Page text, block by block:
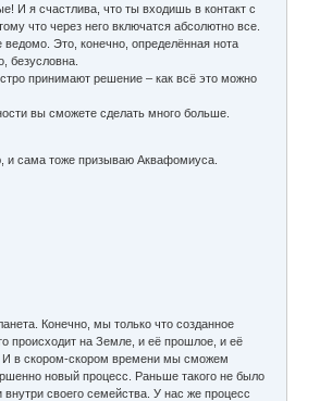
И я счастлива, что ты входишь в контакт с
что через него включатся абсолютно все.
Это, конечно, определённая нота
безусловна.
принимают решение – как всё это можно
вы сможете сделать много больше.
и сама тоже призываю Аквафомиуса.
Конечно, мы только что созданное
происходит на Земле, и её прошлое, и её
И в скором-скором времени мы сможем
новый процесс. Раньше такого не было
своего семейства. У нас же процесс